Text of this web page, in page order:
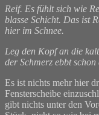
Reif. Es fühlt sich wie
blasse Schicht. Das ist
hier im Schnee.
Leg den Kopf an die
der Schmerz ebbt schon
Es ist nichts mehr hier
Fensterscheibe
gibt nichts unter den